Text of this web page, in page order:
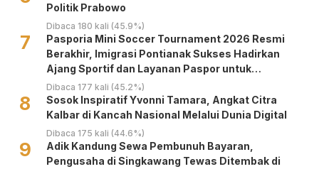
Politik Prabowo
Dibaca 180 kali (45.9%)
7
Pasporia Mini Soccer Tournament 2026 Resmi
Berakhir, Imigrasi Pontianak Sukses Hadirkan
Ajang Sportif dan Layanan Paspor untuk
Masyarakat
Dibaca 177 kali (45.2%)
8
‎Sosok Inspiratif Yvonni Tamara, Angkat Citra
Kalbar di Kancah Nasional Melalui Dunia Digital ‎
Dibaca 175 kali (44.6%)
9
Adik Kandung Sewa Pembunuh Bayaran,
Pengusaha di Singkawang Tewas Ditembak di